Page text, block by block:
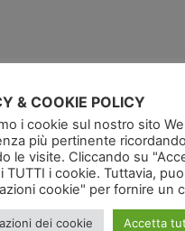
& COOKIE POLICY
i cookie sul nostro sito
più pertinente
le visite. Cliccando su
TUTTI i cookie. Tuttavia,
cookie" per fornire un
dei cookie Accetta